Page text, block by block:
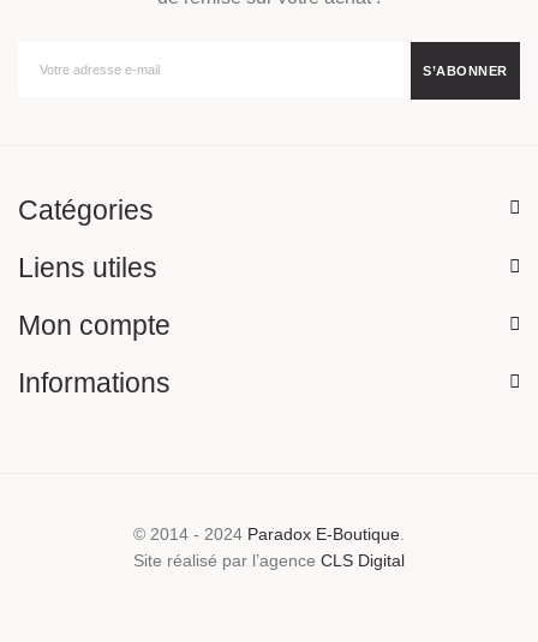
Catégories
Liens utiles
Mon compte
Informations
© 2014 - 2024 Paradox E-Boutique
Site réalisé par l’agence CLS Digital